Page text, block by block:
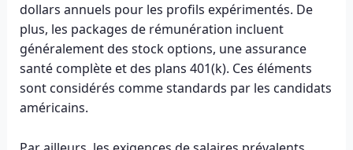
dollars annuels pour les profils expérimentés. De
plus, les packages de rémunération incluent
généralement des stock options, une assurance
santé complète et des plans 401(k). Ces éléments
sont considérés comme standards par les candidats
américains.